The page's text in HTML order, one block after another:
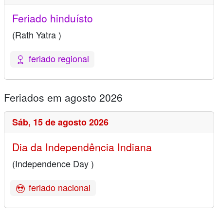
Feriado hinduísto
(Rath Yatra )
feriado regional
Feriados em agosto 2026
Sáb, 15 de agosto 2026
Dia da Independência Indiana
(Independence Day )
feriado nacional